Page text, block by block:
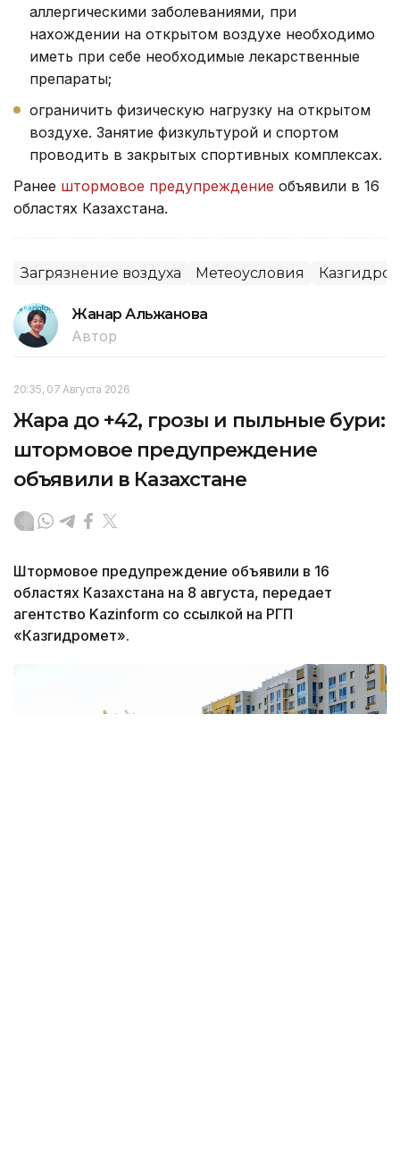
аллергическими заболеваниями, при
нахождении на открытом воздухе необходимо
иметь при себе необходимые лекарственные
препараты;
ограничить физическую нагрузку на открытом
воздухе. Занятие физкультурой и спортом
проводить в закрытых спортивных комплексах.
Ранее штормовое предупреждение объявили в 16
областях Казахстана.
Загрязнение воздуха Метеоусловия
Жанар Альжанова
Автор
20:35, 07 Августа 2026
Жара до +42, грозы и пыльные бури:
штормовое предупреждение
объявили в Казахстане
Штормовое предупреждение объявили в 16
областях Казахстана на 8 августа, передает
агентство Kazinform со ссылкой на РГП
«Казгидромет».